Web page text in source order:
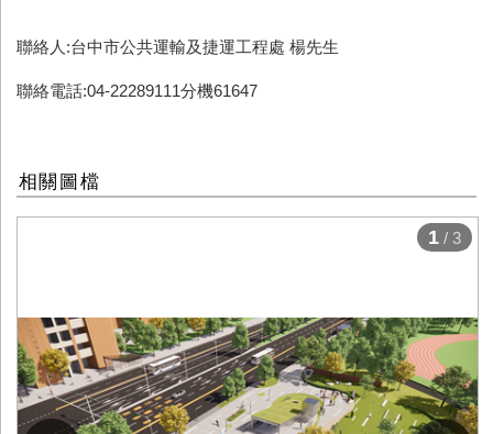
聯絡人:台中市公共運輸及捷運工程處 楊先生
聯絡電話:04-22289111分機61647
相關圖檔
1 / 3